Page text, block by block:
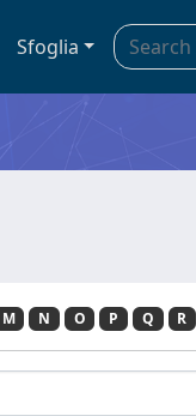
Sfoglia
M N O P Q R